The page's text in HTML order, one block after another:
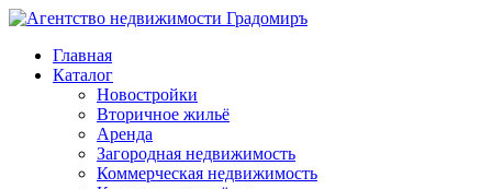
Главная
Каталог
Новостройки
Вторичное жильё
Аренда
Загородная недвижимость
Коммерческая недвижимость